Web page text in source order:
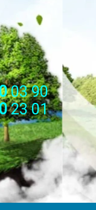
03 90
23 01